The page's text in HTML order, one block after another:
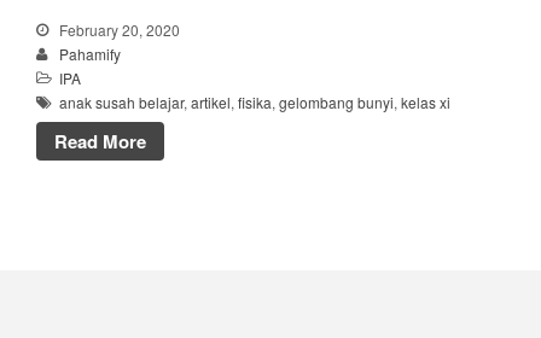
February 20, 2020
Pahamify
IPA
anak susah belajar, artikel, fisika, gelombang bunyi, kelas xi
Read More